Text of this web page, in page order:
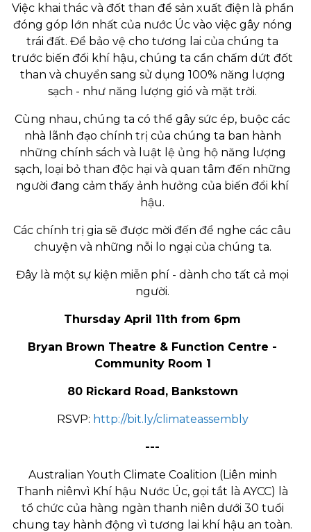
Việc khai thác và đốt than để sản xuất điện là phần
đóng góp lớn nhất của nước Úc vào việc gây nóng
trái đất. Để bảo vệ cho tương lai của chúng ta
trước biến đổi khí hậu, chúng ta cần chấm dứt đốt
than và chuyển sang sử dụng 100% năng lượng
sạch - như năng lượng gió và mặt trời.
Cùng nhau, chúng ta có thể gây sức ép, buộc các
nhà lãnh đạo chính trị của chúng ta ban hành
những chính sách và luật lệ ủng hộ năng lượng
sạch, loại bỏ than độc hại và quan tâm đến những
người đang cảm thấy ảnh hưởng của biến đổi khí
hậu.
Các chính trị gia sẽ được mời đến để nghe các câu
chuyện và những nỗi lo ngại của chúng ta.
Đây là một sự kiện miễn phí - dành cho tất cả mọi
người.
Thursday April 11th from 6pm
Bryan Brown Theatre & Function Centre -
Community Room 1
80 Rickard Road, Bankstown
RSVP: http://bit.ly/climateassembly
---
Australian Youth Climate Coalition (Liên minh
Thanh niênvì Khí hậu Nước Úc, gọi tắt là AYCC) là
tổ chức của hàng ngàn thanh niên dưới 30 tuổi
chung tay hành động vì tương lai khí hậu an toàn.